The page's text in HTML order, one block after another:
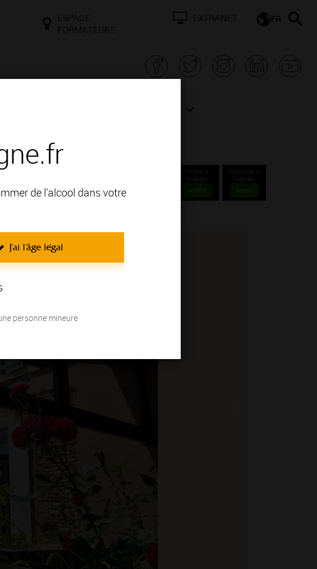
de l'alcool dans votre
J'ai l'âge légal
personne mineure
FR
Twitter is
disabled.
Accept
Facebook is
disabled.
Accept